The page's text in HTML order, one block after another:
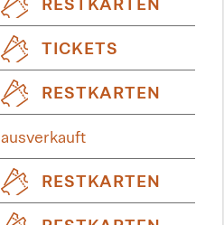
TICKETS
RESTKARTEN
ausverkauft
RESTKARTEN